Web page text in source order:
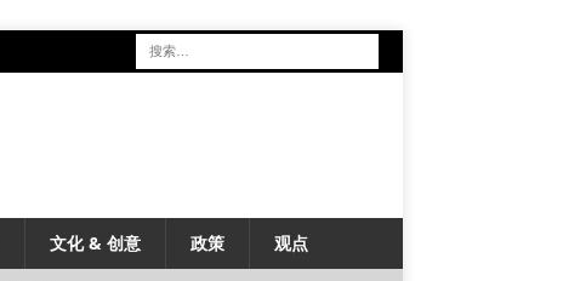
文化 & 创意 政策 观点